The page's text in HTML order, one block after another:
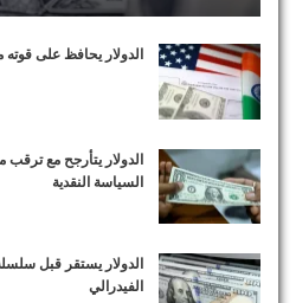
الدولار يحافظ على
الدولار يتأرجح مع
السياسة النقدية
الدولار يستقر قبل
الفيدرالي